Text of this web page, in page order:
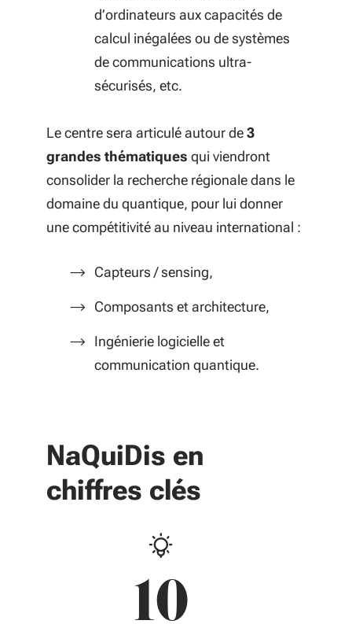
d’ordinateurs aux capacités de
calcul inégalées ou de systèmes
de communications ultra-
sécurisés, etc.
Le centre sera articulé autour de3
grandes thématiques qui viendront
consolider la recherche régionale dans le
domaine du quantique, pour lui donner
une compétitivité au niveau international :
Capteurs / sensing,
Composants et architecture,
Ingénierie logicielle et
communication quantique.
NaQuiDis en
chiffres clés